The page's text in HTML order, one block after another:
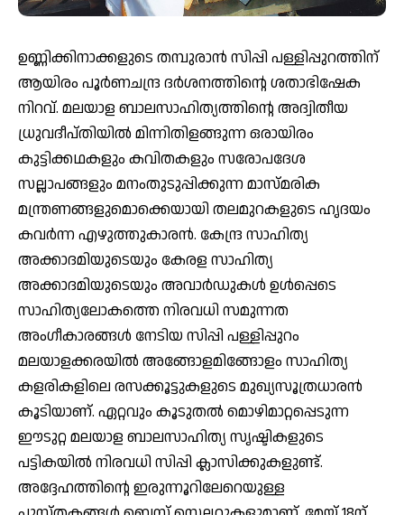
ഉണ്ണിക്കിനാക്കളുടെ തമ്പുരാന്‍ സിപ്പി പള്ളിപ്പുറത്തിന്
ആയിരം പൂര്‍ണചന്ദ്ര ദര്‍ശനത്തിന്റെ ശതാഭിഷേക
നിറവ്. മലയാള ബാലസാഹിത്യത്തിന്റെ അദ്വിതീയ
ധ്രുവദീപ്തിയില്‍ മിന്നിതിളങ്ങുന്ന ഒരായിരം
കുട്ടിക്കഥകളും കവിതകളും സരോപദേശ
സല്ലാപങ്ങളും മനംതുടുപ്പിക്കുന്ന മാസ്മരിക
മന്ത്രണങ്ങളുമൊക്കെയായി തലമുറകളുടെ ഹൃദയം
കവര്‍ന്ന എഴുത്തുകാരന്‍. കേന്ദ്ര സാഹിത്യ
അക്കാദമിയുടെയും കേരള സാഹിത്യ
അക്കാദമിയുടെയും അവാര്‍ഡുകള്‍ ഉള്‍പ്പെടെ
സാഹിത്യലോകത്തെ നിരവധി സമുന്നത
അംഗീകാരങ്ങള്‍ നേടിയ സിപ്പി പള്ളിപ്പുറം
മലയാളക്കരയില്‍ അങ്ങോളമിങ്ങോളം സാഹിത്യ
കളരികളിലെ രസക്കൂട്ടുകളുടെ മുഖ്യസൂത്രധാരന്‍
കൂടിയാണ്. ഏറ്റവും കൂടുതല്‍ മൊഴിമാറ്റപ്പെടുന്ന
ഈടുറ്റ മലയാള ബാലസാഹിത്യ സൃഷ്ടികളുടെ
പട്ടികയില്‍ നിരവധി സിപ്പി ക്ലാസിക്കുകളുണ്ട്.
അദ്ദേഹത്തിന്റെ ഇരുന്നൂറിലേറെയുള്ള